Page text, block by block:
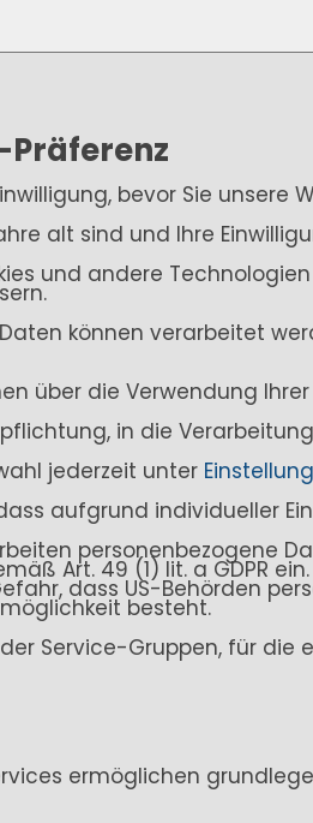
bevor Sie unsere
alt sind und Ihre
und andere
können verarbeitet
über die Verwendung
in die
jederzeit unter
aufgrund individueller
personenbezogene
Art. 49 (1) lit. a GDPR
dass US-Behörden
besteht.
Service-Gruppen, für
ermöglichen